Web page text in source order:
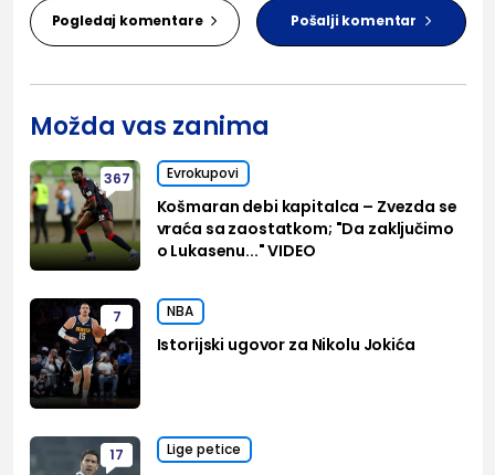
Pogledaj komentare Pošalji komentar
Možda vas zanima
367 Evrokupovi
Košmaran debi kapitalca – Zvezda se
vraća sa zaostatkom; "Da zaključimo
o Lukasenu..." VIDEO
7 NBA
Istorijski ugovor za Nikolu Jokića
17 Lige petice